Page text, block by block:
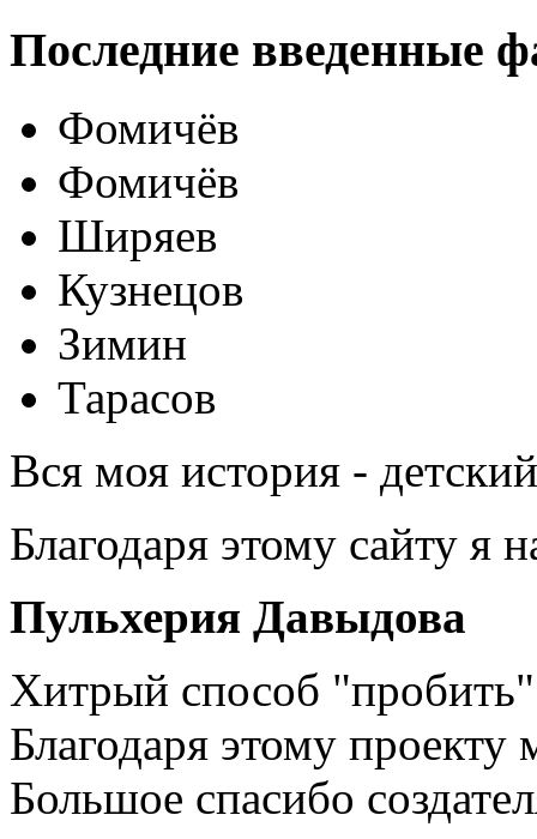
Последние введенные
Фомичёв
Фомичёв
Ширяев
Кузнецов
Зимин
Тарасов
Вся моя история -
Благодаря этому сайту я
Пульхерия Давыдова
Хитрый способ
Благодаря этому
Большое спасибо